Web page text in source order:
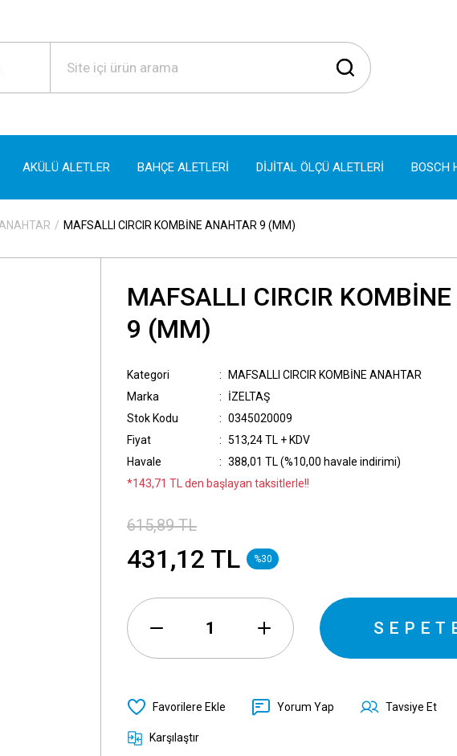
AKÜLÜ ALETLER BAHÇE ALETLERİ DİJİTAL ÖLÇÜ ALETLERİ BOSCH
MAFSALLI CIRCIR KOMBİNE ANAHTAR 9 (MM)
MAFSALLI CIRCIR
9 (MM)
Kategori
MAFSALLI CIRCIR KOMBİNE ANAHTAR
Marka
İZELTAŞ
Stok Kodu
0345020009
Fiyat
513,24 TL + KDV
Havale
388,01 TL (%10,00 havale indirimi)
*143,71 TL den başlayan taksitlerle!!
615,89 TL
431,12 TL %30
Yorum Yap Tavsiye Et
Karşılaştır